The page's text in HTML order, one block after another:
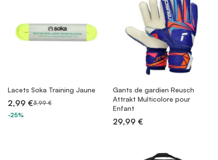
Lacets Soka Training Jaune
2,99 €3,99 €
-25%
Gants de gardien Reusch
Attrakt Multicolore pour
Enfant
29,99 €